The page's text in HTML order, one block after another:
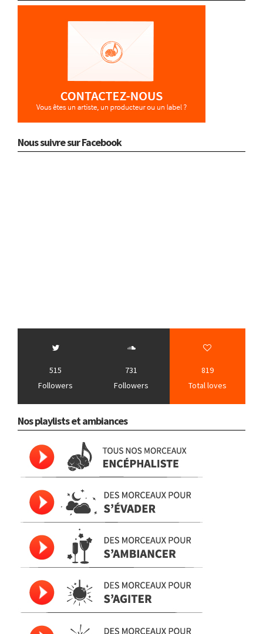
Nous suivre sur Facebook
515
Followers
731
Followers
819
Total loves
Nos playlists et ambiances